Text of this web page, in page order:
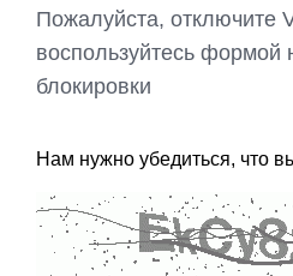
Пожалуйста, отключите
воспользуйтесь формой
блокировки
Нам нужно убедиться, что